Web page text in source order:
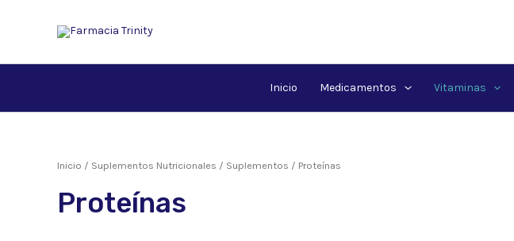
Inicio Medicamentos Vitaminas
Inicio / Suplementos Nutricionales / Suplementos / Proteínas
Proteínas